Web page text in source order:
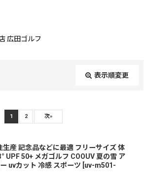
広田ゴルフ
表示順変更
1 2 次»
生産 記念品などに最適 フリーサイズ 体
UPF 50+ メガゴルフ COOUV 夏の雪 ア
uvカット 冷感 スポーツ uv-m501-